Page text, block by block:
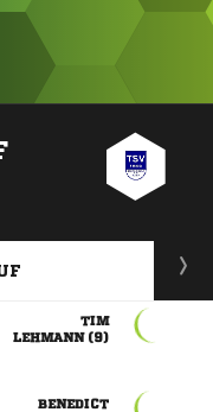

 
